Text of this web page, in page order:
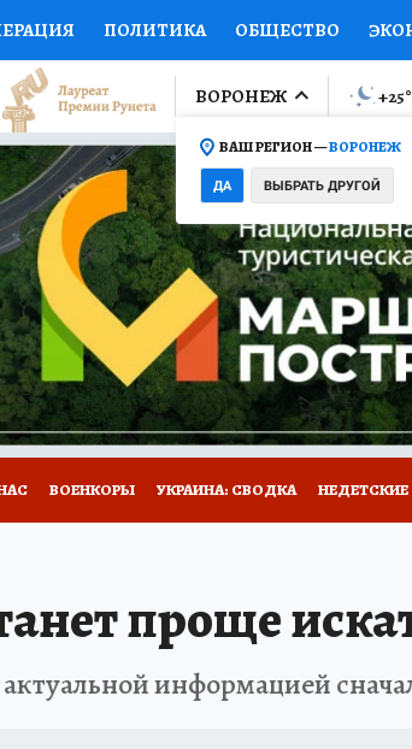
ПОЛИТИКА ОБЩЕСТВО
СПОРТ КОЛУМНИСТЫ
ФИНАНСЫ ОТКРЫВАЕМ МИР Я
НА СПОРТ ПРОМОКОДЫ СЕРИАЛЫ
ТЕЛЕВИЗОР КОЛЛЕКЦИИ
НОВОЕ НА САЙТЕ
ВОРОНЕЖ
ВАШ РЕГИОН —ВОРОНЕЖ
ДА ВЫБРАТЬ ДРУГОЙ
+25°
ВОЕНКОРЫ УКРАИНА: СВОДКА
проще
информацией